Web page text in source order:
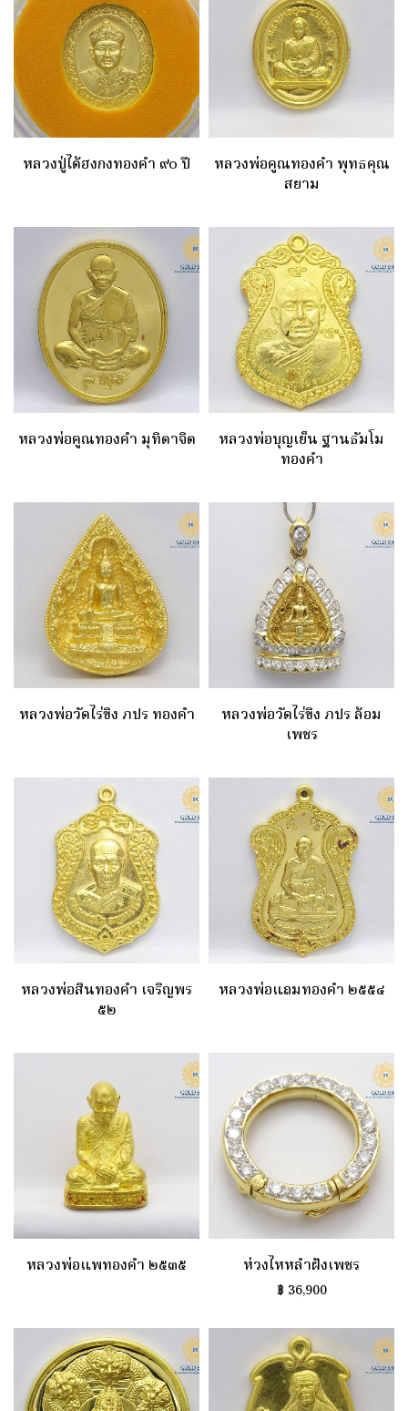
หลวงปู่ไต้ฮงกงทองคำ ๙๐ ปี
หลวงพ่อคูณทองคำ พุทธคุณ
สยาม
หลวงพ่อคูณทองคำ มุทิตาจิต
หลวงพ่อบุญเย็น ฐานธัมโม
ทองคำ
หลวงพ่อวัดไร่ขิง ภปร ทองคำ
หลวงพ่อวัดไร่ขิง ภปร ล้อม
เพชร
หลวงพ่อสินทองคำ เจริญพร
๕๒
หลวงพ่อแถมทองคำ ๒๕๕๔
หลวงพ่อแพทองคำ ๒๕๓๕ ห่วงไหหลำฝังเพชร
฿ 36,900